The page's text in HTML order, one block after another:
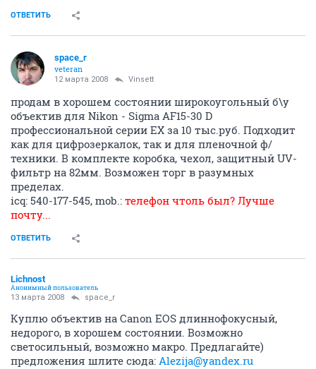
ОТВЕТИТЬ
space_r
veteran
12 марта 2008 Vinsett
продам в хорошем состоянии широкоугольный б\у
объектив для Nikon - Sigma AF15-30 D
профессиональной серии EX за 10 тыс.руб. Подходит
как для цифрозеркалок, так и для пленочной ф/
техники. В комплекте коробка, чехол, защитный UV-
фильтр на 82мм. Возможен торг в разумных
пределах.
icq: 540-177-545, mob.: телефон чтоль был? Лучше
почту...
ОТВЕТИТЬ
Lichnost
Анонимный пользователь
13 марта 2008 space_r
Куплю объектив на Canon EOS длиннофокусный,
недорого, в хорошем состоянии. Возможно
светосильный, возможно макро. Предлагайте)
предложения шлите сюда: Alezija@yandex.ru